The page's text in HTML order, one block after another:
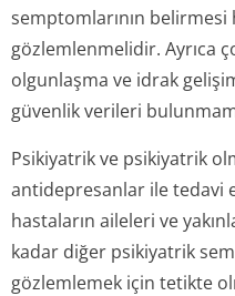
semptomlarının
gözlemlenmelidir. Ayrıca
olgunlaşma ve idrak
güvenlik verileri
Psikiyatrik ve psikiyatrik
antidepresanlar ile tedavi
hastaların aileleri ve
kadar diğer psikiyatrik
gözlemlemek için tetikte